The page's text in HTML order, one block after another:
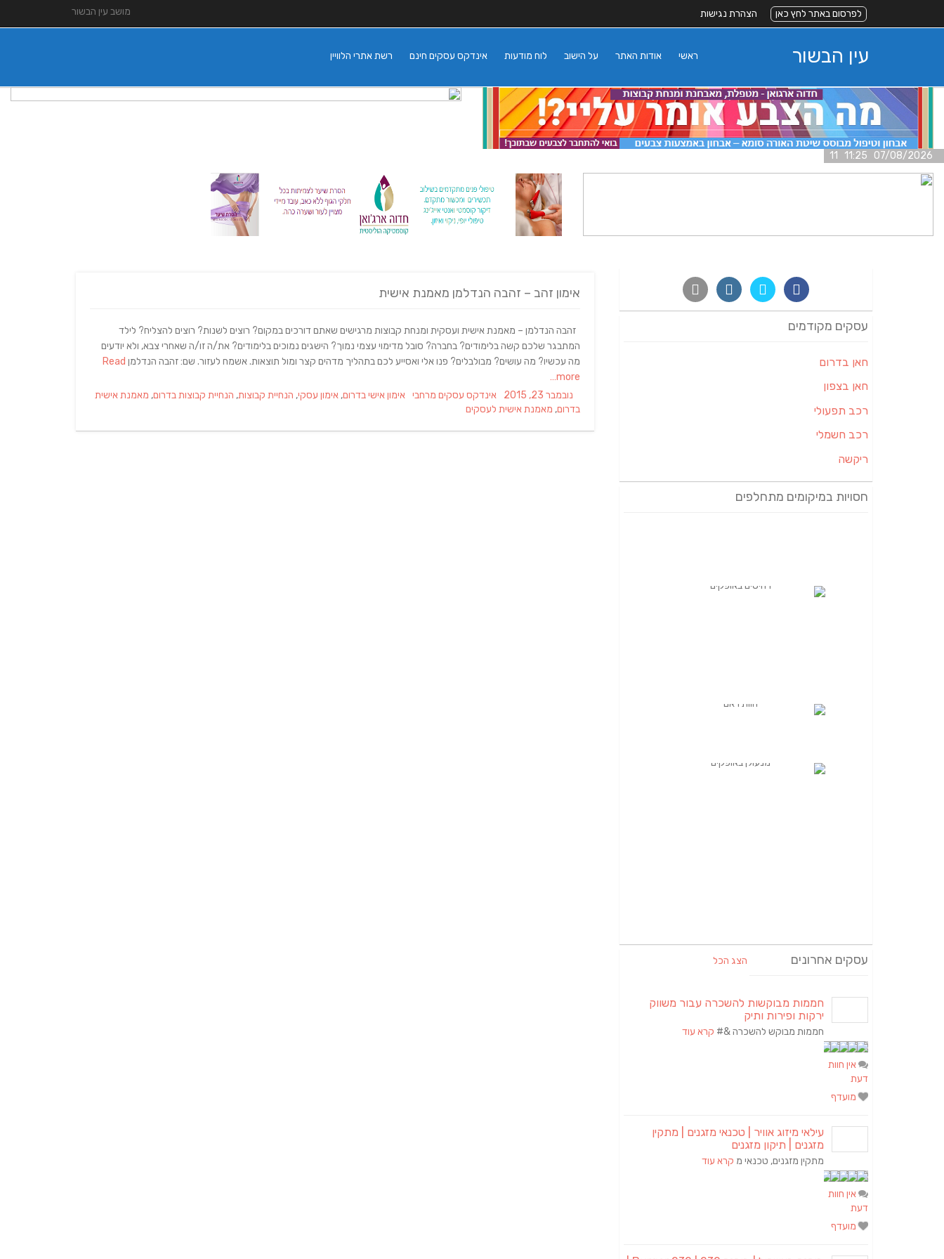
מושב עין הבשור לפרסום באתר לחץ כאן הצהרת נגישות
עין הבשור רשת אתרי הלוויין אינדקס עסקים חינם לוח מודעות על הישוב אודות האתר ראשי
07/08/2026 11:25 11
אימון זהב – זהבה הנדלמן מאמנת אישית
זהבה הנדלמן – מאמנת אישית ועסקית ומנחת קבוצות מרגישים שאתם דורכים במקום? רוצים לשנות? רוצים להצליח? לילד
המתבגר שלכם קשה בלימודים? בחברה? סובל מדימוי עצמי נמוך? הישגים נמוכים בלימודים? את/ה זו/ה שאחרי צבא, ולא יודעים
מה עכשיו? מה עושים? מבולבלים? פנו אלי ואסייע לכם בתהליך מדהים קצר ומול תוצאות. אשמח לעזור. שם: זהבה הנדלמן Read
more…
Posted
on
נובמבר 23, 2015 Categories
אינדקס עסקים מרחבי Tags
אימון אישי בדרום, אימון עסקי, הנחיית קבוצות, הנחיית קבוצות בדרום, מאמנת אישית
בדרום, מאמנת אישית לעסקים
עסקים מקודמים
חאן בדרום
חאן בצפון
רכב תפעולי
רכב חשמלי
ריקשה
חסויות במיקומים מתחלפים
עסקים אחרונים הצג הכל
חממות מבוקשות להשכרה עבור משווק
ירקות ופירות ותיק
חממות מבוקש להשכרה &# קרא עוד
אין חוות
דעת
מועדף
עילאי מיזוג אוויר | טכנאי מזגנים | מתקין
מזגנים | תיקון מזגנים
מתקין מזגנים, טכנאי מ קרא עוד
אין חוות
דעת
מועדף